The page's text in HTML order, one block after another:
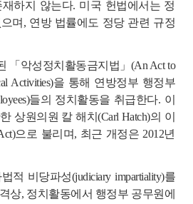
하지 않는다. 미국 헌법에서는 정
며, 연방 법률에도 정당 관련 규정
「악성정치활동금지법」(An Act to
Activities)을 통해 연방정부 행정부
들의 정치활동을 취급한다. 이
상원의원 칼 해치(Carl Hatch)의 이
으로 불리며, 최근 개정은 2012년
적 비당파성(judiciary impartiality)를
상, 정치활동에서 행정부 공무원에